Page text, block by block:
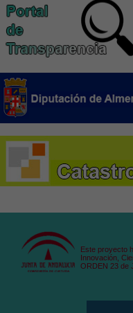
Este proyecto
Innovación,
ORDEN 23 de